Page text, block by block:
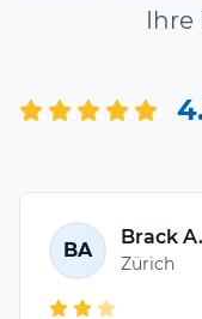
Ihre
BA
Brack A.
Zürich